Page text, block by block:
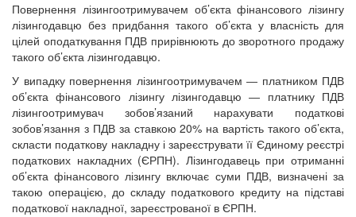
Повернення лізингоотримувачем об’єкта фінансового лізингу
лізингодавцю без придбання такого об’єкта у власність для
цілей оподаткування ПДВ прирівнюють до зворотного продажу
такого об’єкта лізингодавцю.
У випадку повернення лізингоотримувачем ― платником ПДВ
об’єкта фінансового лізингу лізингодавцю ― платнику ПДВ
лізингоотримувач зобов’язаний нарахувати податкові
зобов’язання з ПДВ за ставкою 20% на вартість такого об’єкта,
скласти податкову накладну і зареєструвати її Єдиному реєстрі
податкових накладних (ЄРПН). Лізингодавець при отриманні
об’єкта фінансового лізингу включає суми ПДВ, визначені за
такою операцією, до складу податкового кредиту на підставі
податкової накладної, зареєстрованої в ЄРПН.